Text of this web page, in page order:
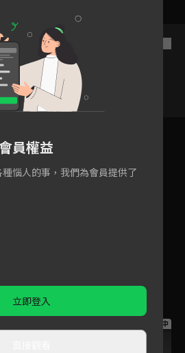
跟播中
員權益
惱人的事，我們為會員提供了
立即登入